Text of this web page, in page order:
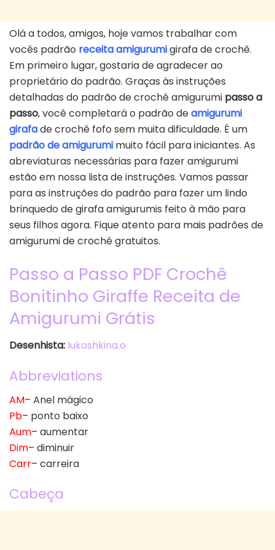
Olá a todos, amigos, hoje vamos trabalhar com
vocês padrão receita amigurumigirafa de crochê.
Em primeiro lugar, gostaria de agradecer ao
proprietário do padrão. Graças às instruções
detalhadas do padrão de crochê amigurumi passo a
passo, você completará o padrão deamigurumi
girafade crochê fofo sem muita dificuldade. É um
padrão de amigurumi muito fácil para iniciantes. As
abreviaturas necessárias para fazer amigurumi
estão em nossa lista de instruções. Vamos passar
para as instruções do padrão para fazer um lindo
brinquedo de girafa amigurumis feito à mão para
seus filhos agora. Fique atento para mais padrões de
amigurumi de crochê gratuitos.
Passo a Passo PDF Crochê
Bonitinho Giraffe Receita de
Amigurumi Grátis
Desenhista: lukoshkina.o
Abbreviations
AM– Anel mágico
Pb– ponto baixo
Aum– aumentar
Dim– diminuir
Carr– carreira
Cabeça